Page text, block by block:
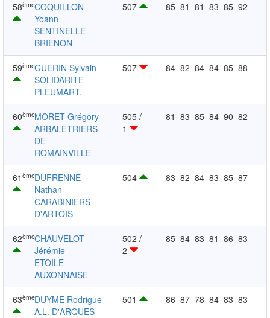
58èmeCOQUILLON
Yoann
SENTINELLE
BRIENON
507 85 81 81 83 85 92
59èmeGUERIN Sylvain
SOLIDARITE
PLEUMART.
507 84 82 84 84 85 88
60èmeMORET Grégory
ARBALETRIERS
DE
ROMAINVILLE
505 /
1
81 83 85 84 90 82
61 èmeDUFRENNE
Nathan
CARABINIERS
D'ARTOIS
504 83 82 84 83 85 87
62èmeCHAUVELOT
Jérémie
ETOILE
AUXONNAISE
502 /
2
85 84 83 81 86 83
63èmeDUYME Rodrigue
A.L. D'ARQUES
501 86 87 78 84 83 83